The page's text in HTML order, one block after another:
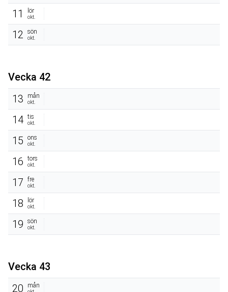
11 lör
okt.
12 sön
okt.
Vecka 42
13
mån
okt.
14 tis
okt.
15 ons
okt.
16 tors
okt.
17 fre
okt.
18 lör
okt.
19 sön
okt.
Vecka 43
20
mån